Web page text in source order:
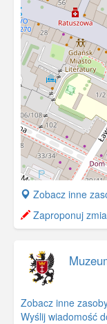
+
−
Zobacz inne
Zaproponuj
Zobacz inne
Wyślij wiadomość